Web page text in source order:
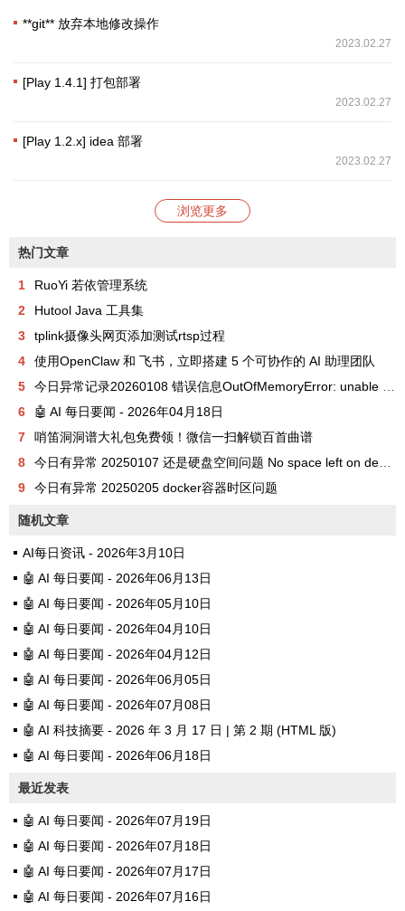
**git** 放弃本地修改操作
2023.02.27
[Play 1.4.1] 打包部署
2023.02.27
[Play 1.2.x] idea 部署
2023.02.27
浏览更多
热门文章
1
RuoYi 若依管理系统
2
Hutool Java 工具集
3
tplink摄像头网页添加测试rtsp过程
4
使用OpenClaw 和 飞书，立即搭建 5 个可协作的 AI 助理团队
5
今日异常记录20260108 错误信息OutOfMemoryError: unable to create new native thread
6
🤖 AI 每日要闻 - 2026年04月18日
7
哨笛洞洞谱大礼包免费领！微信一扫解锁百首曲谱
8
今日有异常 20250107 还是硬盘空间问题 No space left on device
9
今日有异常 20250205 docker容器时区问题
随机文章
AI每日资讯 - 2026年3月10日
🤖 AI 每日要闻 - 2026年06月13日
🤖 AI 每日要闻 - 2026年05月10日
🤖 AI 每日要闻 - 2026年04月10日
🤖 AI 每日要闻 - 2026年04月12日
🤖 AI 每日要闻 - 2026年06月05日
🤖 AI 每日要闻 - 2026年07月08日
🤖 AI 科技摘要 - 2026 年 3 月 17 日 | 第 2 期 (HTML 版)
🤖 AI 每日要闻 - 2026年06月18日
最近发表
🤖 AI 每日要闻 - 2026年07月19日
🤖 AI 每日要闻 - 2026年07月18日
🤖 AI 每日要闻 - 2026年07月17日
🤖 AI 每日要闻 - 2026年07月16日